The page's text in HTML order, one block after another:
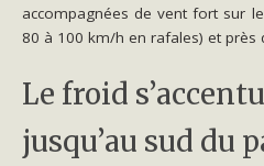
accompagnées de vent fort sur
80 à 100 km/h en rafales) et près
Le froid
jusqu’au sud du